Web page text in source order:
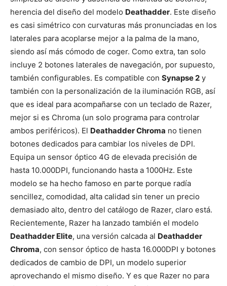
herencia del diseño del modelo Deathadder. Este diseño
es casi simétrico con curvaturas más pronunciadas en los
laterales para acoplarse mejor a la palma de la mano,
siendo así más cómodo de coger. Como extra, tan solo
incluye 2 botones laterales de navegación, por supuesto,
también configurables. Es compatible con Synapse 2 y
también con la personalización de la iluminación RGB, así
que es ideal para acompañarse con un teclado de Razer,
mejor si es Chroma (un solo programa para controlar
ambos periféricos). El Deathadder Chroma no tienen
botones dedicados para cambiar los niveles de DPI.
Equipa un sensor óptico 4G de elevada precisión de
hasta 10.000DPI, funcionando hasta a 1000Hz. Este
modelo se ha hecho famoso en parte porque radía
sencillez, comodidad, alta calidad sin tener un precio
demasiado alto, dentro del catálogo de Razer, claro está.
Recientemente, Razer ha lanzado también el modelo
Deathadder Elite, una versión calcada al Deathadder
Chroma, con sensor óptico de hasta 16.000DPI y botones
dedicados de cambio de DPI, un modelo superior
aprovechando el mismo diseño. Y es que Razer no para